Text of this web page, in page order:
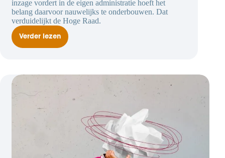
inzage vordert in de eigen administratie hoeft het
belang daarvoor nauwelijks te onderbouwen. Dat
verduidelijkt de Hoge Raad.
Verder lezenBewijsbeslag
gelegd